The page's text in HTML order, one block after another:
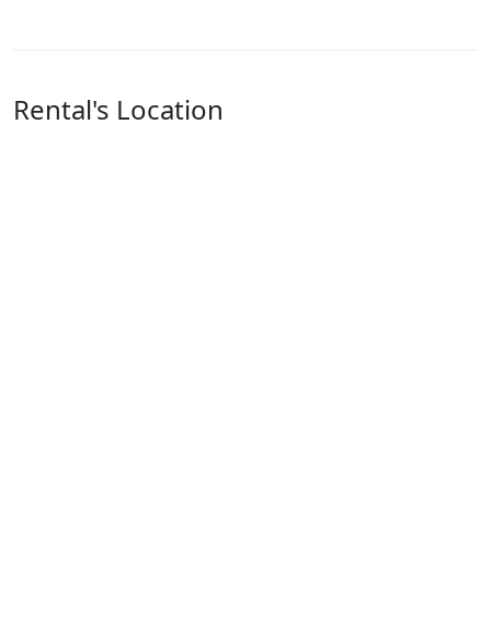
Rental's Location